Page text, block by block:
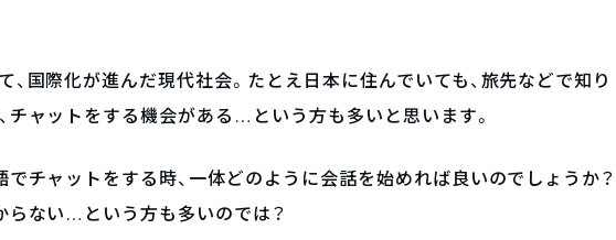
、国際化が進んだ現代社会。たとえ日本に住んでいても、旅先などで知り
チャットをする機会がある…という方も多いと思います。
でチャットをする時、一体どのように会話を始めれば良いのでしょうか？
らない…という方も多いのでは？